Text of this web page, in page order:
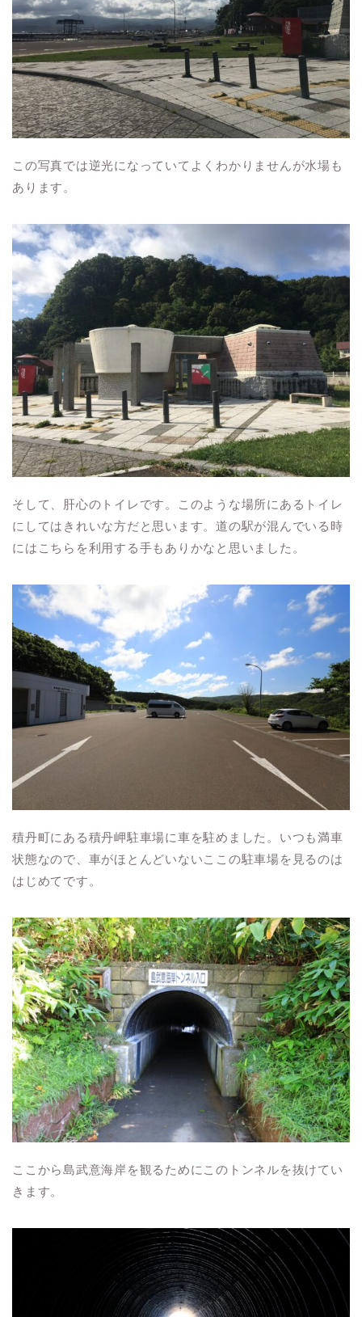
この写真では逆光になっていてよくわかりませんが水場も
あります。
そして、肝心のトイレです。このような場所にあるトイレ
にしてはきれいな方だと思います。道の駅が混んでいる時
にはこちらを利用する手もありかなと思いました。
積丹町にある積丹岬駐車場に車を駐めました。いつも満車
状態なので、車がほとんどいないここの駐車場を見るのは
はじめてです。
ここから島武意海岸を観るためにこのトンネルを抜けてい
きます。